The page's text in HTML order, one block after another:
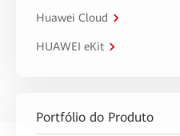
Huawei Cloud
HUAWEI eKit
Portfólio do Produto